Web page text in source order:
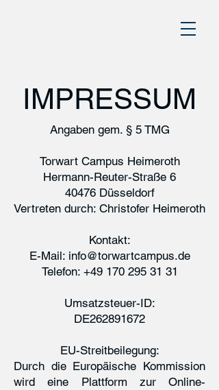
IMPRESSUM
Angaben gem. § 5 TMG
Torwart Campus Heimeroth
Hermann-Reuter-Straße 6
40476 Düsseldorf
Vertreten durch: Christofer Heimeroth
Kontakt:
E-Mail: info@torwartcampus.de
Telefon: +49 170 295 31 31
Umsatzsteuer-ID:
DE262891672
EU-Streitbeilegung:
Durch die Europäische Kommission
wird eine Plattform zur Online-